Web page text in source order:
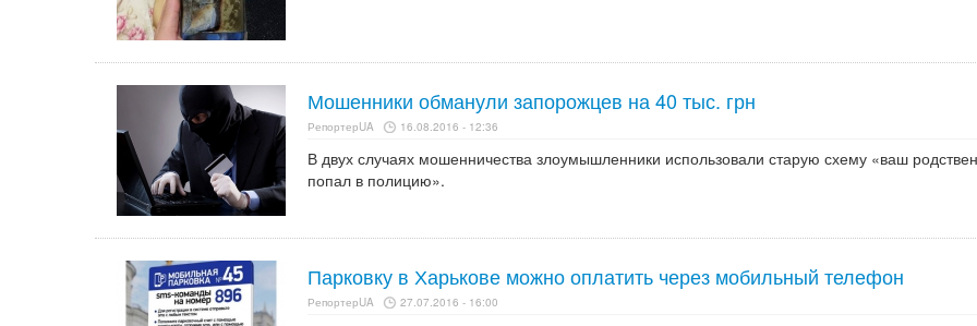
Мошенники обманули запорожцев на 40 тыс. грн
РепортерUA 16.08.2016 - 12:36
В двух случаях мошенничества злоумышленники использовали старую схему «ваш
попал в полицию».
Парковку в Харькове можно оплатить через мобильный телефон
РепортерUA 27.07.2016 - 16:00